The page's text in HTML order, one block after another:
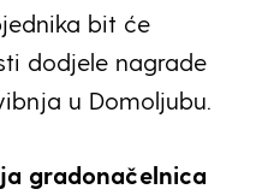
bit će
dodjele nagrade
u Domoljubu.
gradonačelnica